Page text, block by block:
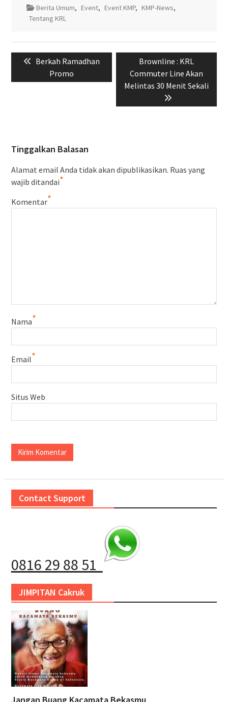
Berita Umum, Event, Event KMP, KMP-News,
Tentang KRL
Navigasi
pos
Previous
post:
Berkah Ramadhan
Promo
Next
post:
Brownline : KRL
Commuter Line Akan
Melintas 30 Menit Sekali
Tinggalkan Balasan
Alamat email Anda tidak akan dipublikasikan. Ruas yang
wajib ditandai*
Komentar*
Nama*
Email*
Situs Web
Contact Support
0816 29 88 51
JIMPITAN Cakruk